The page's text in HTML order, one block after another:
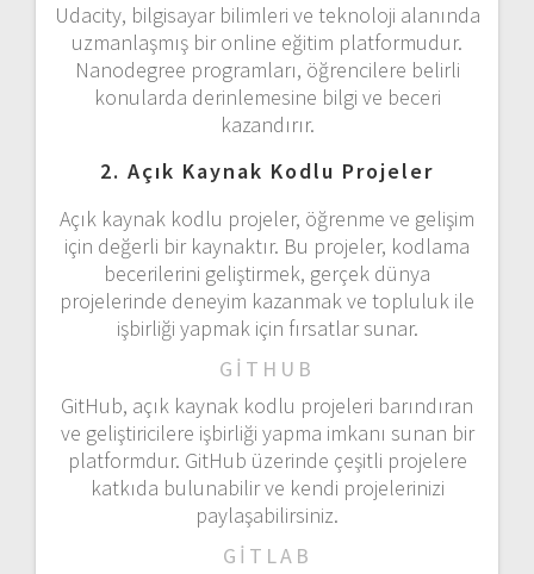
Udacity, bilgisayar bilimleri ve teknoloji alanında
uzmanlaşmış bir online eğitim platformudur.
Nanodegree programları, öğrencilere belirli
konularda derinlemesine bilgi ve beceri
kazandırır.
2. Açık Kaynak Kodlu Projeler
Açık kaynak kodlu projeler, öğrenme ve gelişim
için değerli bir kaynaktır. Bu projeler, kodlama
becerilerini geliştirmek, gerçek dünya
projelerinde deneyim kazanmak ve topluluk ile
işbirliği yapmak için fırsatlar sunar.
GITHUB
GitHub, açık kaynak kodlu projeleri barındıran
ve geliştiricilere işbirliği yapma imkanı sunan bir
platformdur. GitHub üzerinde çeşitli projelere
katkıda bulunabilir ve kendi projelerinizi
paylaşabilirsiniz.
GITLAB